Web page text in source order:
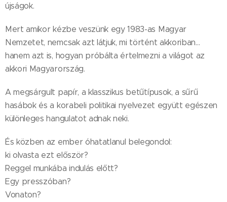
újságok.
Mert amikor kézbe veszünk egy 1983-as Magyar
Nemzetet, nemcsak azt látjuk, mi történt akkoriban…
hanem azt is, hogyan próbálta értelmezni a világot az
akkori Magyarország.
A megsárgult papír, a klasszikus betűtípusok, a sűrű
hasábok és a korabeli politikai nyelvezet együtt egészen
különleges hangulatot adnak neki.
És közben az ember óhatatlanul belegondol:
ki olvasta ezt először?
Reggel munkába indulás előtt?
Egy presszóban?
Vonaton?